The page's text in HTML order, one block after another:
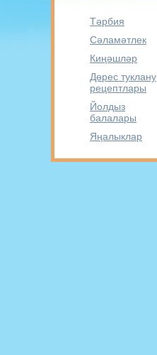
Тәрбия
Сәламәтлек
Киңәшләр
Дөрес туклану
рецептлары
Йолдыз
балалары
Яңалыклар